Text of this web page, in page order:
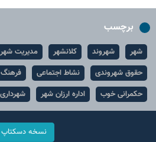
برچسب
شهر شهروند کلانشهر مدیریت
حقوق شهروندی
نشاط اجتماعی
حکمرانی خوب
اداره ارزان شهر شهرداری
نسخه دسکتاپ